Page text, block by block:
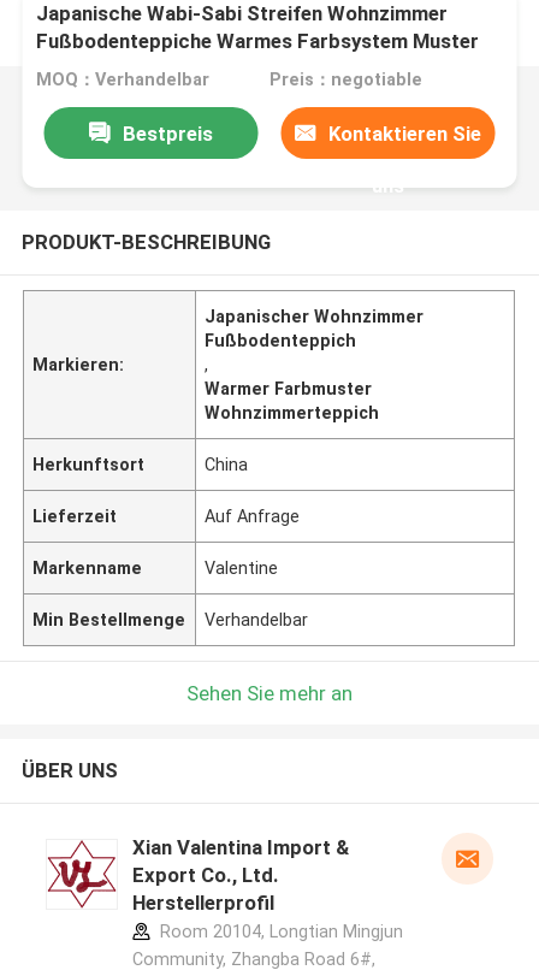
Japanische Wabi-Sabi Streifen Wohnzimmer
Fußbodenteppiche Warmes Farbsystem Muster
MOQ：Verhandelbar Preis：negotiable
Bestpreis Kontaktieren Sie
uns
PRODUKT-BESCHREIBUNG
Markieren:
Japanischer Wohnzimmer
Fußbodenteppich
,
Warmer Farbmuster
Wohnzimmerteppich
Herkunftsort China
Lieferzeit Auf Anfrage
Markenname Valentine
Min Bestellmenge Verhandelbar
Sehen Sie mehr an
ÜBER UNS
Xian Valentina Import &
Export Co., Ltd.
Herstellerprofil
Room 20104, Longtian Mingjun
Community, Zhangba Road 6#,